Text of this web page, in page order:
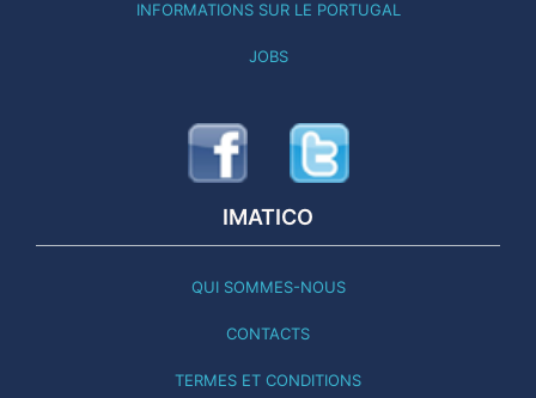
INFORMATIONS SUR LE PORTUGAL
JOBS
IMATICO
QUI SOMMES-NOUS
CONTACTS
TERMES ET CONDITIONS